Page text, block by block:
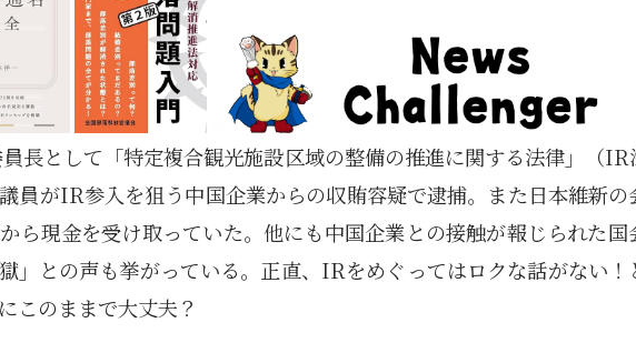
長として「特定複合観光施設区域の整備の推進に関する法律」（
員がIR参入を狙う中国企業からの収賄容疑で逮捕。また日本維新の
ら現金を受け取っていた。他にも中国企業との接触が報じられた国
」との声も挙がっている。正直、IRをめぐってはロクな話がない！
このままで大丈夫？